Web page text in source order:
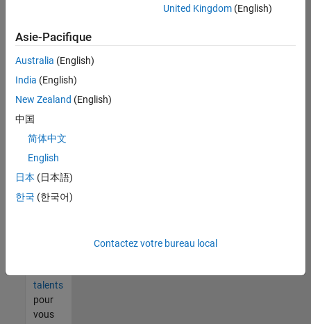
d'emploi.
malgré
tout
vous
trouvez
pas
d'offre
corresponde
à vos
talents
pour
vous
United Kingdom(English)
Asie-Pacifique
Australia (English)
India (English)
New Zealand (English)
中国
简体中文
English
日本 (日本語)
한국 (한국어)
Contactez votre bureau local